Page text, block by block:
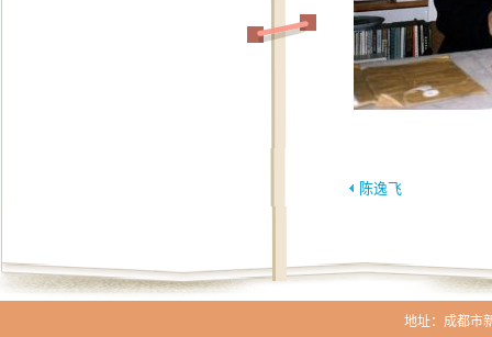
陈逸飞
地址：成都市